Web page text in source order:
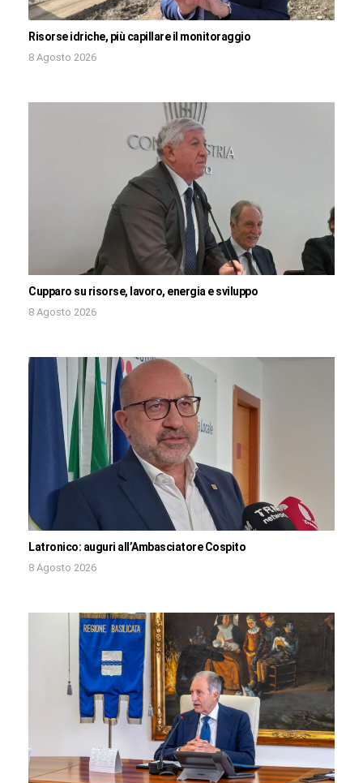
Risorse idriche, più capillare il monitoraggio
8 Agosto 2026
Cupparo su risorse, lavoro, energia e sviluppo
8 Agosto 2026
Latronico: auguri all’Ambasciatore Cospito
8 Agosto 2026